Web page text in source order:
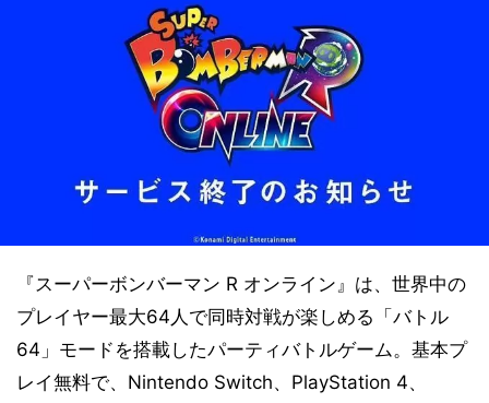
『スーパーボンバーマン R オンライン』は、世界中の
プレイヤー最大64人で同時対戦が楽しめる「バトル
64」モードを搭載したパーティバトルゲーム。基本プ
レイ無料で、Nintendo Switch、PlayStation 4、